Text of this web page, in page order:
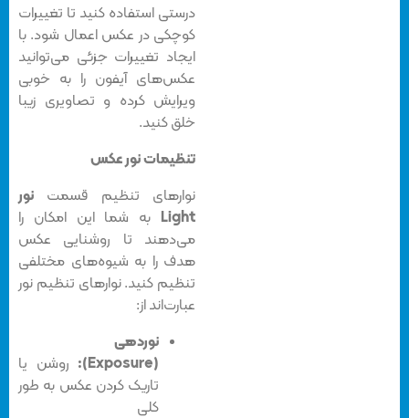
درستی استفاده کنید تا تغییرات
کوچکی در عکس‌ اعمال شود. با
ایجاد تغییرات جزئی می‌توانید
عکس‌های آیفون را به خوبی
ویرایش کرده و تصاویری زیبا
خلق کنید.
تنظیمات نور عکس
نوارهای تنظیم قسمتنور
Lightبه شما این امکان را
می‌دهند تا روشنایی عکس‌
هدف را به شیوه‌های مختلفی
تنظیم کنید. نوارهای تنظیم نور
عبارت‌اند از:
نوردهی
روشن یا
تاریک کردن عکس به طور